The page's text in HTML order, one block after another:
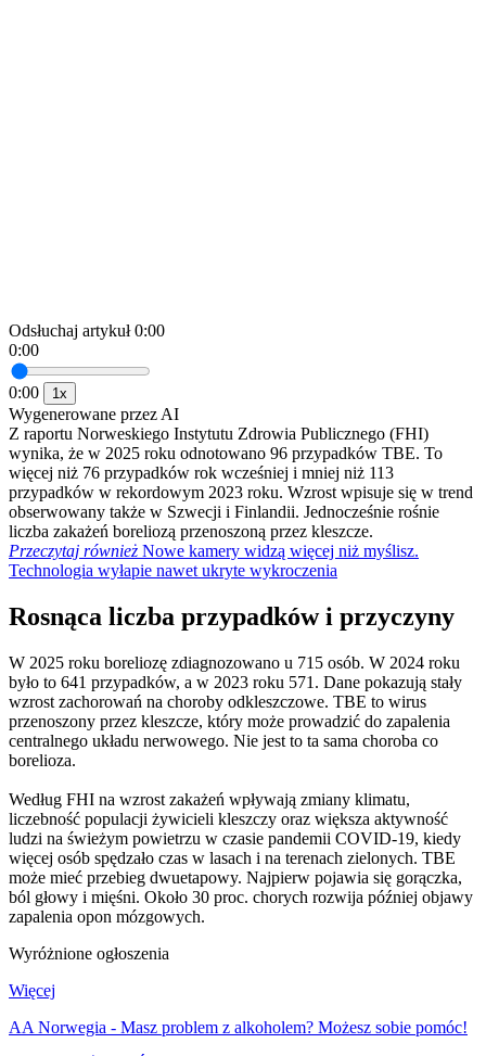
Odsłuchaj artykuł 0:00
0:00
0:00 1x
Wygenerowane przez AI
Z raportu Norweskiego Instytutu Zdrowia Publicznego (FHI)
wynika, że w 2025 roku odnotowano 96 przypadków TBE. To
więcej niż 76 przypadków rok wcześniej i mniej niż 113
przypadków w rekordowym 2023 roku. Wzrost wpisuje się w trend
obserwowany także w Szwecji i Finlandii. Jednocześnie rośnie
liczba zakażeń boreliozą przenoszoną przez kleszcze.
Przeczytaj również Nowe kamery widzą więcej niż myślisz.
Technologia wyłapie nawet ukryte wykroczenia
Rosnąca liczba przypadków i przyczyny
W 2025 roku boreliozę zdiagnozowano u 715 osób. W 2024 roku
było to 641 przypadków, a w 2023 roku 571. Dane pokazują stały
wzrost zachorowań na choroby odkleszczowe. TBE to wirus
przenoszony przez kleszcze, który może prowadzić do zapalenia
centralnego układu nerwowego. Nie jest to ta sama choroba co
borelioza.
Według FHI na wzrost zakażeń wpływają zmiany klimatu,
liczebność populacji żywicieli kleszczy oraz większa aktywność
ludzi na świeżym powietrzu w czasie pandemii COVID-19, kiedy
więcej osób spędzało czas w lasach i na terenach zielonych. TBE
może mieć przebieg dwuetapowy. Najpierw pojawia się gorączka,
ból głowy i mięśni. Około 30 proc. chorych rozwija później objawy
zapalenia opon mózgowych.
Wyróżnione ogłoszenia
Więcej
AA Norwegia - Masz problem z alkoholem? Możesz sobie pomóc!